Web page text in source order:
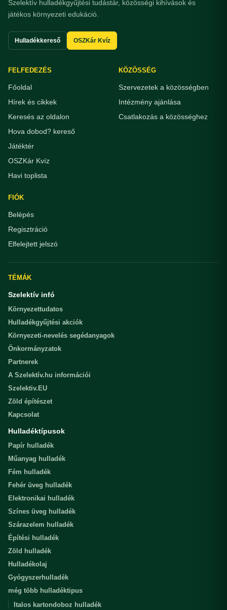
Szelektív hulladékgyűjtési tudástár, közösségi kihívások és
játékos környezeti edukáció.
Hulladékkereső OSZKár Kvíz
FELFEDEZÉS
Főoldal
Hírek és cikkek
Keresés az oldalon
Hova dobod? kereső
Játéktér
OSZKár Kvíz
Havi toplista
KÖZÖSSÉG
Szervezetek a közösségben
Intézmény ajánlása
Csatlakozás a közösséghez
FIÓK
Belépés
Regisztráció
Elfelejtett jelszó
TÉMÁK
Szelektív infó
Környezettudatos
Hulladékgyűjtési akciók
Környezeti-nevelés segédanyagok
Önkormányzatok
Partnerek
A Szelektív.hu információi
Szelektiv.EU
Zöld építészet
Kapcsolat
Hulladéktípusok
Papír hulladék
Műanyag hulladék
Fém hulladék
Fehér üveg hulladék
Elektronikai hulladék
Színes üveg hulladék
Szárazelem hulladék
Építési hulladék
Zöld hulladék
Hulladékolaj
Gyógyszerhulladék
még több hulladéktipus
Italos kartondoboz hulladék